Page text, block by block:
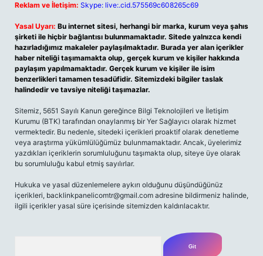
Reklam ve İletişim: Skype: live:.cid.575569c608265c69
Yasal Uyarı: Bu internet sitesi, herhangi bir marka, kurum veya şahıs
şirketi ile hiçbir bağlantısı bulunmamaktadır. Sitede yalnızca kendi
hazırladığımız makaleler paylaşılmaktadır. Burada yer alan içerikler
haber niteliği taşımamakta olup, gerçek kurum ve kişiler hakkında
paylaşım yapılmamaktadır. Gerçek kurum ve kişiler ile isim
benzerlikleri tamamen tesadüfidir. Sitemizdeki bilgiler taslak
halindedir ve tavsiye niteliği taşımazlar.
Sitemiz, 5651 Sayılı Kanun gereğince Bilgi Teknolojileri ve İletişim
Kurumu (BTK) tarafından onaylanmış bir Yer Sağlayıcı olarak hizmet
vermektedir. Bu nedenle, sitedeki içerikleri proaktif olarak denetleme
veya araştırma yükümlülüğümüz bulunmamaktadır. Ancak, üyelerimiz
yazdıkları içeriklerin sorumluluğunu taşımakta olup, siteye üye olarak
bu sorumluluğu kabul etmiş sayılırlar.
Hukuka ve yasal düzenlemelere aykırı olduğunu düşündüğünüz
içerikleri, backlinkpanelicomtr@gmail.com adresine bildirmeniz halinde,
ilgili içerikler yasal süre içerisinde sitemizden kaldırılacaktır.